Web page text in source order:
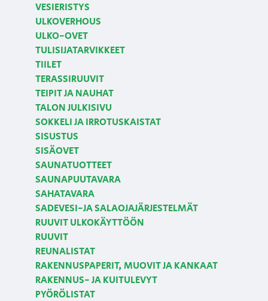
VESIERISTYS
ULKOVERHOUS
ULKO-OVET
TULISIJATARVIKKEET
TIILET
TERASSIRUUVIT
TEIPIT JA NAUHAT
TALON JULKISIVU
SOKKELI JA IRROTUSKAISTAT
SISUSTUS
SISÄOVET
SAUNATUOTTEET
SAUNAPUUTAVARA
SAHATAVARA
SADEVESI-JA SALAOJAJÄRJESTELMÄT
RUUVIT ULKOKÄYTTÖÖN
RUUVIT
REUNALISTAT
RAKENNUSPAPERIT, MUOVIT JA KANKAAT
RAKENNUS- JA KUITULEVYT
PYÖRÖLISTAT